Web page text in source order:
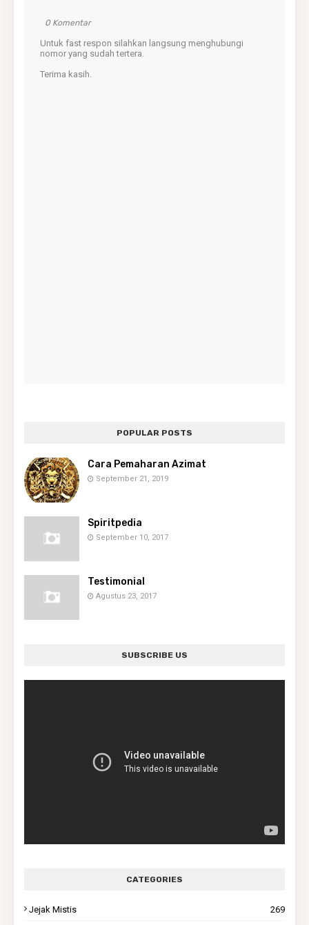
0 Komentar
Untuk fast respon silahkan langsung menghubungi
nomor yang sudah tertera.
Terima kasih.
POPULAR POSTS
Cara Pemaharan Azimat
September 21, 2019
Spiritpedia
September 10, 2017
Testimonial
Agustus 23, 2017
SUBSCRIBE US
CATEGORIES
Jejak Mistis 269